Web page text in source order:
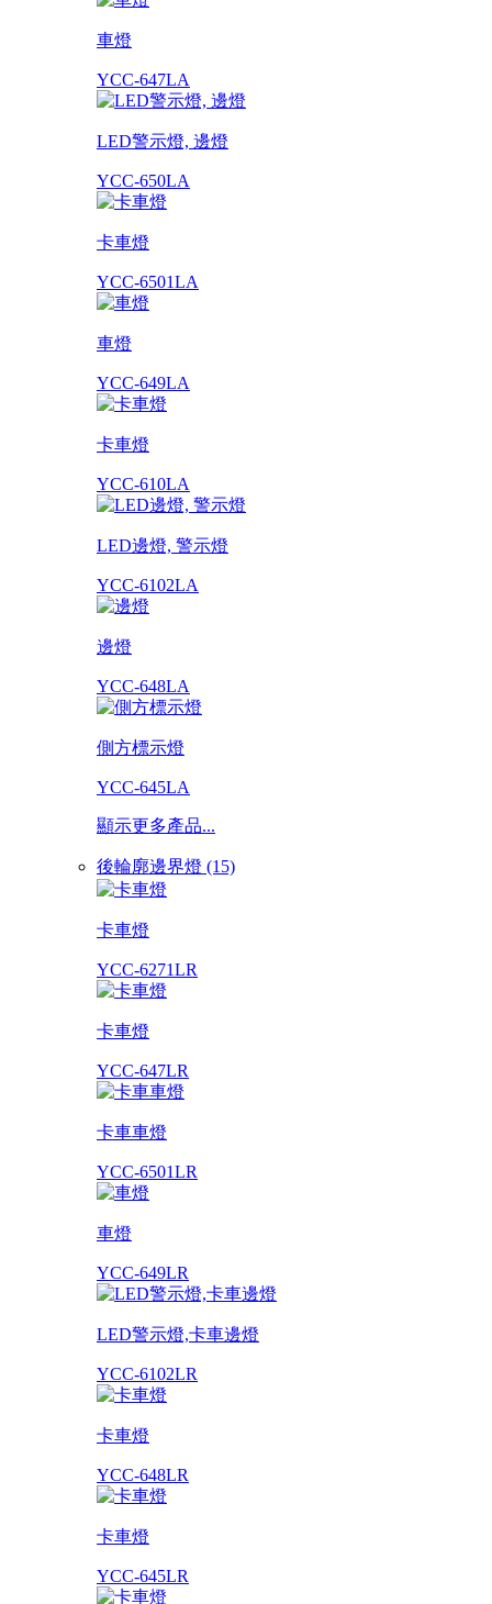
車燈
YCC-647LA
LED警示燈, 邊燈
YCC-650LA
卡車燈
YCC-6501LA
車燈
YCC-649LA
卡車燈
YCC-610LA
LED邊燈, 警示燈
YCC-6102LA
邊燈
YCC-648LA
側方標示燈
YCC-645LA
顯示更多產品...
後輪廓邊界燈 (15)
卡車燈
YCC-6271LR
卡車燈
YCC-647LR
卡車車燈
YCC-6501LR
車燈
YCC-649LR
LED警示燈,卡車邊燈
YCC-6102LR
卡車燈
YCC-648LR
卡車燈
YCC-645LR